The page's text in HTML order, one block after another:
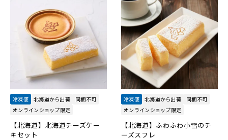
冷凍便 北海道から出荷
同梱不可
オンラインショップ限定
【北海道】北海道チーズケー
キセット
冷凍便 北海道から出荷
同梱不可
オンラインショップ限定
【北海道】ふわふわ小雪のチ
ーズスフレ